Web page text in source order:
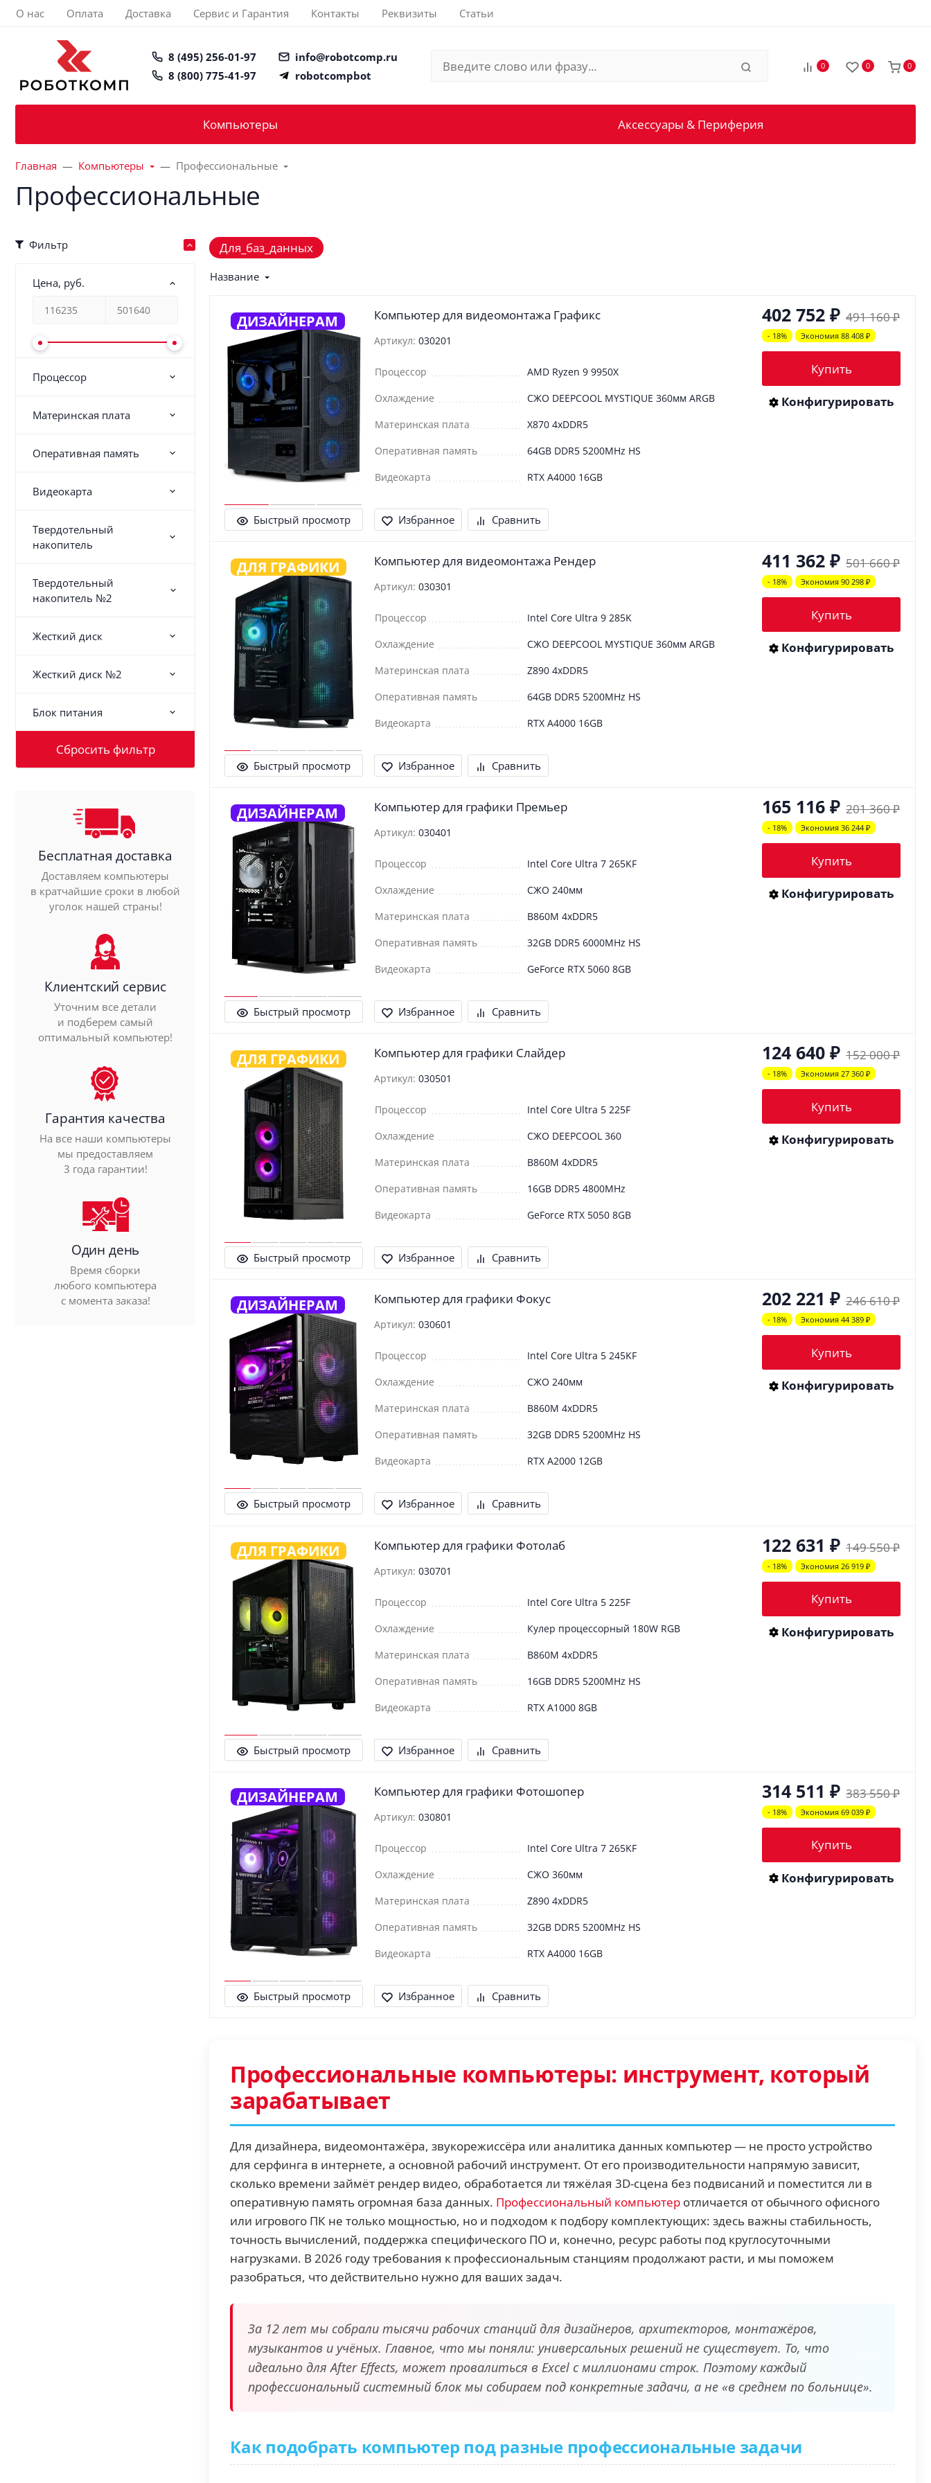
О нас Оплата Доставка Сервис и Гарантия Контакты Реквизиты Статьи
8 (495) 256-01-97
8 (800) 775-41-97
info@robotcomp.ru
robotcompbot
0 0 0
Компьютеры Аксессуары & Периферия
Главная Компьютеры Профессиональные
Профессиональные
Фильтр
Цена, руб.
Процессор
Материнская плата
Оперативная память
Видеокарта
Твердотельный
накопитель
Твердотельный
накопитель №2
Жесткий диск
Жесткий диск №2
Блок питания
Бесплатная доставка
Доставляем компьютеры
в кратчайшие сроки в любой
уголок нашей страны!
Клиентский сервис
Уточним все детали
и подберем самый
оптимальный компьютер!
Гарантия качества
На все наши компьютеры
мы предоставляем
3 года гарантии!
Один день
Время сборки
любого компьютера
с момента заказа!
Для_баз_данных
Название
Быстрый просмотр
Компьютер для видеомонтажа Графикс
Артикул: 030201
Процессор
AMD Ryzen 9 9950X
Охлаждение
СЖО DEEPCOOL MYSTIQUE 360мм ARGB
Материнская плата
X870 4xDDR5
Оперативная память
64GB DDR5 5200MHz HS
Видеокарта
RTX A4000 16GB
Избранное Сравнить
402 752 ₽ 491 160₽
- 18% Экономия 88 408₽
Купить
Конфигурировать
ДИЗАЙНЕРАМ
Быстрый просмотр
Компьютер для видеомонтажа Рендер
Артикул: 030301
Процессор
Intel Core Ultra 9 285K
Охлаждение
СЖО DEEPCOOL MYSTIQUE 360мм ARGB
Материнская плата
Z890 4xDDR5
Оперативная память
64GB DDR5 5200MHz HS
Видеокарта
RTX A4000 16GB
Избранное Сравнить
411 362 ₽ 501 660₽
- 18% Экономия 90 298₽
Купить
Конфигурировать
ДЛЯ ГРАФИКИ
Быстрый просмотр
Компьютер для графики Премьер
Артикул: 030401
Процессор
Intel Core Ultra 7 265KF
Охлаждение
СЖО 240мм
Материнская плата
B860M 4xDDR5
Оперативная память
32GB DDR5 6000MHz HS
Видеокарта
GeForce RTX 5060 8GB
Избранное Сравнить
165 116 ₽ 201 360₽
- 18% Экономия 36 244₽
Купить
Конфигурировать
ДИЗАЙНЕРАМ
Быстрый просмотр
Компьютер для графики Слайдер
Артикул: 030501
Процессор
Intel Core Ultra 5 225F
Охлаждение
СЖО DEEPCOOL 360
Материнская плата
B860M 4xDDR5
Оперативная память
16GB DDR5 4800MHz
Видеокарта
GeForce RTX 5050 8GB
Избранное Сравнить
124 640 ₽ 152 000₽
- 18% Экономия 27 360₽
Купить
Конфигурировать
ДЛЯ ГРАФИКИ
Быстрый просмотр
Компьютер для графики Фокус
Артикул: 030601
Процессор
Intel Core Ultra 5 245KF
Охлаждение
СЖО 240мм
Материнская плата
B860M 4xDDR5
Оперативная память
32GB DDR5 5200MHz HS
Видеокарта
RTX A2000 12GB
Избранное Сравнить
202 221 ₽ 246 610₽
- 18% Экономия 44 389₽
Купить
Конфигурировать
ДИЗАЙНЕРАМ
Быстрый просмотр
Компьютер для графики Фотолаб
Артикул: 030701
Процессор
Intel Core Ultra 5 225F
Охлаждение
Кулер процессорный 180W RGB
Материнская плата
B860M 4xDDR5
Оперативная память
16GB DDR5 5200MHz HS
Видеокарта
RTX A1000 8GB
Избранное Сравнить
122 631 ₽ 149 550₽
- 18% Экономия 26 919₽
Купить
Конфигурировать
ДЛЯ ГРАФИКИ
Быстрый просмотр
Компьютер для графики Фотошопер
Артикул: 030801
Процессор
Intel Core Ultra 7 265KF
Охлаждение
СЖО 360мм
Материнская плата
Z890 4xDDR5
Оперативная память
32GB DDR5 5200MHz HS
Видеокарта
RTX A4000 16GB
Избранное Сравнить
314 511 ₽ 383 550₽
- 18% Экономия 69 039₽
Купить
Конфигурировать
ДИЗАЙНЕРАМ
Профессиональные компьютеры: инструмент, который
зарабатывает
Для дизайнера, видеомонтажёра, звукорежиссёра или аналитика данных компьютер — не просто устройство
для серфинга в интернете, а основной рабочий инструмент. От его производительности напрямую зависит,
сколько времени займёт рендер видео, обработается ли тяжёлая 3D-сцена без подвисаний и поместится ли в
оперативную память огромная база данных. Профессиональный компьютер отличается от обычного офисного
или игрового ПК не только мощностью, но и подходом к подбору комплектующих: здесь важны стабильность,
точность вычислений, поддержка специфического ПО и, конечно, ресурс работы под круглосуточными
нагрузками. В 2026 году требования к профессиональным станциям продолжают расти, и мы поможем
разобраться, что действительно нужно для ваших задач.
За 12 лет мы собрали тысячи рабочих станций для дизайнеров, архитекторов, монтажёров,
музыкантов и учёных. Главное, что мы поняли: универсальных решений не существует. То, что
идеально для After Effects, может провалиться в Excel с миллионами строк. Поэтому каждый
профессиональный системный блок мы собираем под конкретные задачи, а не «в среднем по больнице».
Как подобрать компьютер под разные профессиональные задачи